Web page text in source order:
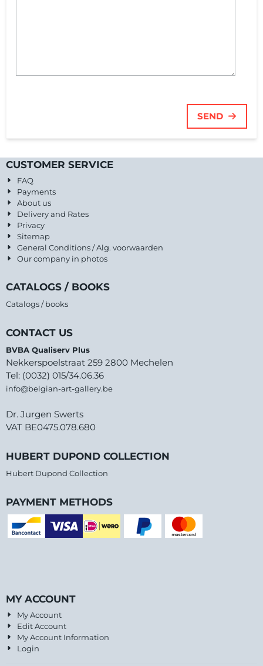
SEND
CUSTOMER SERVICE
FAQ
Payments
About us
Delivery and Rates
Privacy
Sitemap
General Conditions / Alg. voorwaarden
Our company in photos
CATALOGS / BOOKS
Catalogs / books
CONTACT US
BVBA Qualiserv Plus
Nekkerspoelstraat 259 2800 Mechelen
Tel: (0032) 015/34.06.36
info@belgian-art-gallery.be
Dr. Jurgen Swerts
VAT BE0475.078.680
HUBERT DUPOND COLLECTION
Hubert Dupond Collection
PAYMENT METHODS
MY ACCOUNT
My Account
Edit Account
My Account Information
Login